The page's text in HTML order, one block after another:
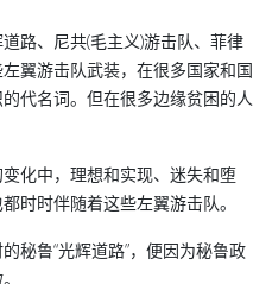
路、尼共(毛主义)游击队、菲律
翼游击队武装，在很多国家和国
代名词。但在很多边缘贫困的人
化中，理想和实现、迷失和堕
时时伴随着这些左翼游击队。
秘鲁“光辉道路”，便因为秘鲁政